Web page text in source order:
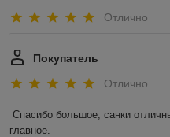
Отлично
Покупатель
Отлично
Спасибо большое, санки
главное.